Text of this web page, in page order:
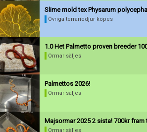
Slime mold tex Physarum
Övriga terrariedjur köpes
1.0 Het Palmetto proven breeder
Ormar säljes
Palmettos 2026!
Ormar säljes
Majsormar 2025 2 sista! 700kr fram
Ormar säljes